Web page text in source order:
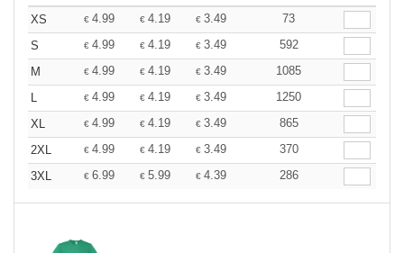
XS € 4.99 € 4.19 € 3.49
73
S
€ 4.99 € 4.19 € 3.49
592
M
€ 4.99 € 4.19 € 3.49
1085
L
€ 4.99 € 4.19 € 3.49
1250
XL
€ 4.99 € 4.19 € 3.49
865
2XL
€ 4.99 € 4.19 € 3.49
370
3XL
€ 6.99 € 5.99 € 4.39 286